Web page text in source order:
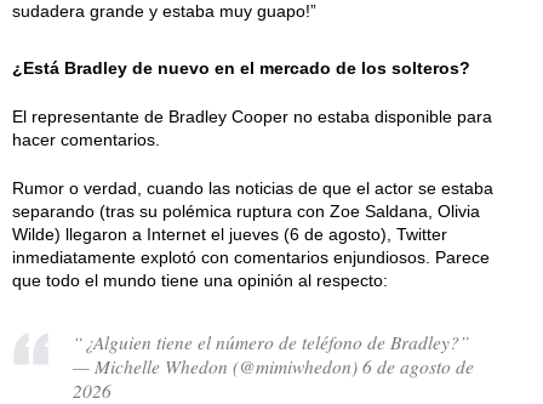
sudadera grande y estaba muy guapo!”
¿Está Bradley de nuevo en el mercado de los solteros?
El representante de Bradley Cooper no estaba disponible para
hacer comentarios.
Rumor o verdad, cuando las noticias de que el actor se estaba
separando (tras su polémica ruptura con Zoe Saldana, Olivia
Wilde) llegaron a Internet el jueves (6 de agosto), Twitter
inmediatamente explotó con comentarios enjundiosos. Parece
que todo el mundo tiene una opinión al respecto:
“¿Alguien tiene el número de teléfono de Bradley?”
— Michelle Whedon (@mimiwhedon) 6 de agosto de
2026